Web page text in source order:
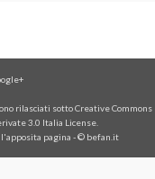
rilasciati sotto Creative Commons
3.0 Italia License.
l'apposita pagina - © befan.it